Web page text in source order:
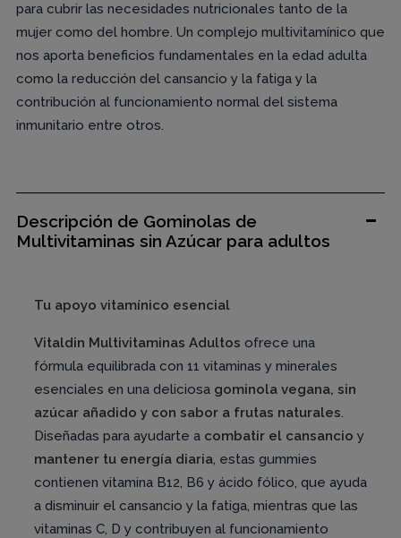
para cubrir las necesidades nutricionales tanto de la
mujer como del hombre. Un complejo multivitamínico que
nos aporta beneficios fundamentales en la edad adulta
como la reducción del cansancio y la fatiga y la
contribución al funcionamiento normal del sistema
inmunitario entre otros.
Descripción de Gominolas de
Multivitaminas sin Azúcar para adultos
Tu apoyo vitamínico esencial
Vitaldin Multivitaminas Adultos ofrece una
fórmula equilibrada con 11 vitaminas y minerales
esenciales en una deliciosa gominola vegana, sin
azúcar añadido y con sabor a frutas naturales.
Diseñadas para ayudarte a combatir el cansancio y
mantener tu energía diaria, estas gummies
contienen vitamina B12, B6 y ácido fólico, que ayuda
a disminuir el cansancio y la fatiga, mientras que las
vitaminas C, D y contribuyen al funcionamiento